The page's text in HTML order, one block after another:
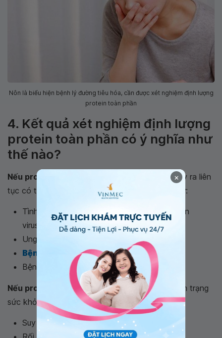
Nôn là biểu hiện bệnh lý đường tiêu hóa, cần được xét nghiệm định lượng
protein toàn phần
4. Kết quả xét nghiệm định lượng
protein toàn phần có ý nghĩa như
thế nào?
Nếu protein toàn phần cao:
Nếu chỉ số này xảy ra liên
tục có thể nghĩ đến các tình trạng sức khỏe như:
Tình trạng viêm do nhiễm trùng, như viêm gan
virus hoặcnhiễm HIV
Ung thư, ví dụ
Bệnh thận mãn tínhhoặc bệnh gan
Bệnh nhân mất nước
Nếu protein toàn phần thấp:có thể do các tình trạng
sức khỏe sau:
Suy dinh dưỡng
×